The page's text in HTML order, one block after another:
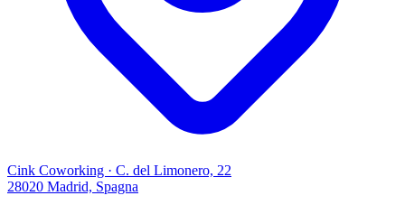
Cink Coworking · C. del Limonero, 22
28020 Madrid, Spagna